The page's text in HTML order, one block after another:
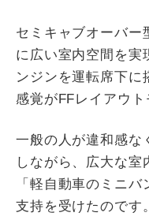
セミキャブオーバー
に広い室内空間を実
ンジンを運転席下に
感覚がFFレイアウト
一般の人が違和感な
しながら、広大な室
「軽自動車のミニ
支持を受けたのです